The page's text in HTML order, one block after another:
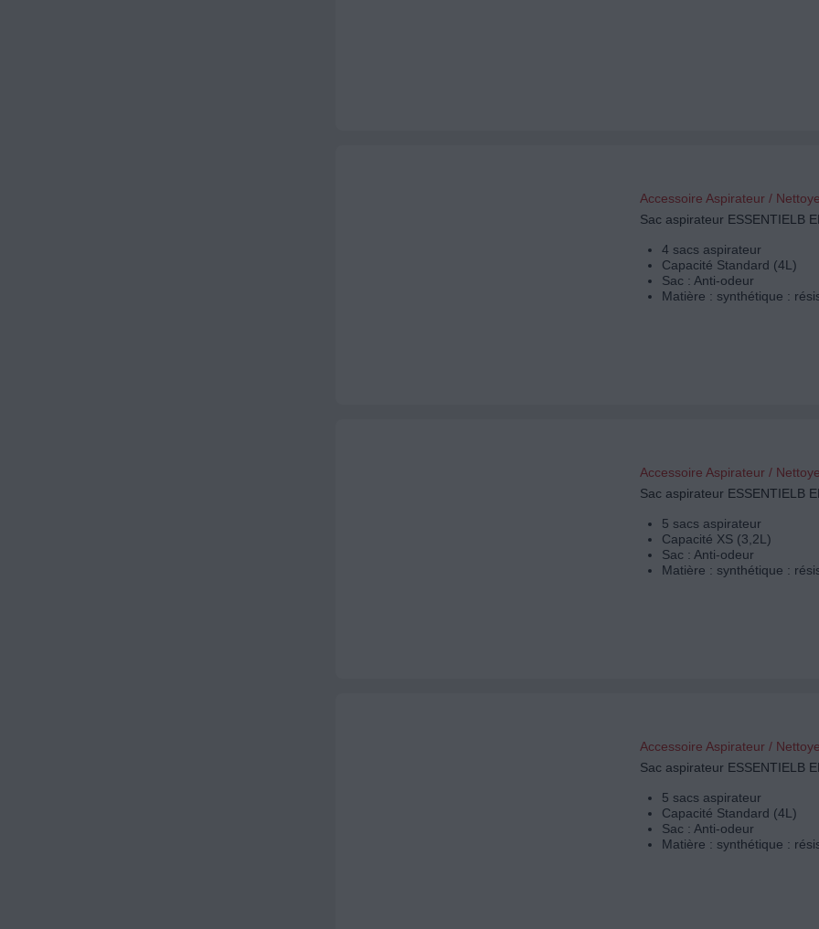
Accessoire Aspirateur /
Sac aspirateur ESSENTIELB
4 sacs aspirateur
Capacité Standard (4L)
Sac : Anti-odeur
Matière : synthétique :
Accessoire Aspirateur /
Sac aspirateur ESSENTIELB
5 sacs aspirateur
Capacité XS (3,2L)
Sac : Anti-odeur
Matière : synthétique :
Accessoire Aspirateur /
Sac aspirateur ESSENTIELB
5 sacs aspirateur
Capacité Standard (4L)
Sac : Anti-odeur
Matière : synthétique :